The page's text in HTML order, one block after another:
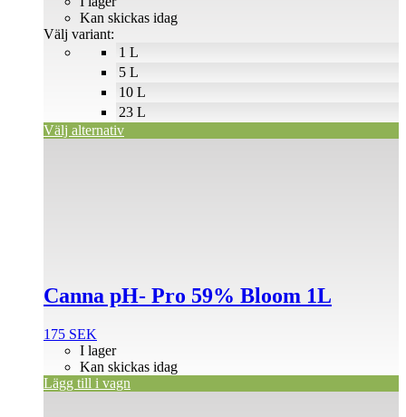
till
1 L
5 L
10 L
23 L
Kan skickas idag
Välj variant:
Välj alternativ
alternativen
kan
väljas
produktsidan
Canna pH- Pro 59% Bloom 1L
175 SEK
I lager
Kan skickas idag
Lägg till i vagn